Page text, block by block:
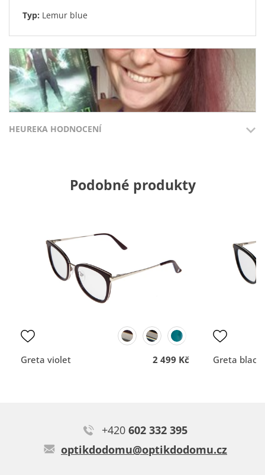
Typ: Lemur blue
Vzhledově vyhovující, proto jsme je vybrali, dobře sedí.
Kori blue
HEUREKA HODNOCENÍ
Přidáno 3.8.2026
nemám
DOPORUČUJE OBCHOD
Dodací lhůta
DOPORUČUJE
Kvalita
komunikace
Podobné produkty
Greta violet 2 499 Kč Greta black
+420 602 332 395
optikdodomu@optikdodomu.cz